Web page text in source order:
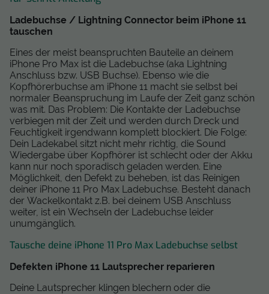
Ladebuchse / Lightning Connector beim iPhone 11
tauschen
Eines der meist beanspruchten Bauteile an deinem
iPhone Pro Max ist die Ladebuchse (aka Lightning
Anschluss bzw. USB Buchse). Ebenso wie die
Kopfhörerbuchse am iPhone 11 macht sie selbst bei
normaler Beanspruchung im Laufe der Zeit ganz schön
was mit. Das Problem: Die Kontakte der Ladebuchse
verbiegen mit der Zeit und werden durch Dreck und
Feuchtigkeit irgendwann komplett blockiert. Die Folge:
Dein Ladekabel sitzt nicht mehr richtig, die Sound
Wiedergabe über Kopfhörer ist schlecht oder der Akku
kann nur noch sporadisch geladen werden. Eine
Möglichkeit, den Defekt zu beheben, ist das Reinigen
deiner iPhone 11 Pro Max Ladebuchse. Besteht danach
der Wackelkontakt z.B. bei deinem USB Anschluss
weiter, ist ein Wechseln der Ladebuchse leider
unumgänglich.
Tausche deine iPhone 11 Pro Max Ladebuchse selbst
Defekten iPhone 11 Lautsprecher reparieren
Deine Lautsprecher klingen blechern oder die